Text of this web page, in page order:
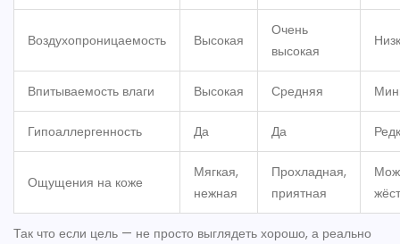
Воздухопроницаемость Высокая
Очень
высокая
Впитываемость влаги Высокая Средняя
Гипоаллергенность Да Да
Ощущения на коже
Мягкая,
нежная
Прохладная,
приятная
Так что если цель — не просто выглядеть хорошо, а реально